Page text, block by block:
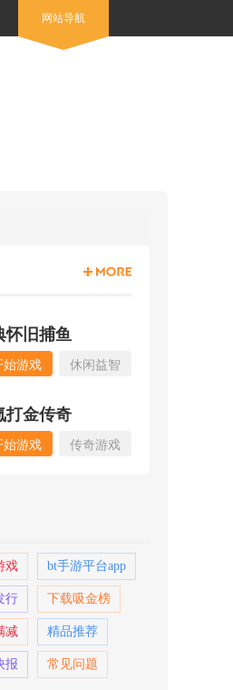
网站导航
怀旧捕鱼
始游戏 休闲益智
打金传奇
始游戏 传奇游戏
戏 bt手游平台app
行 下载吸金榜
减 精品推荐
报 常见问题